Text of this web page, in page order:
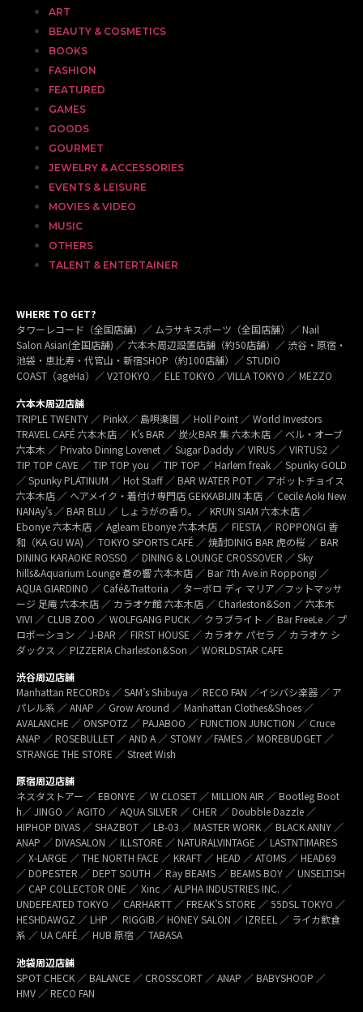
ART
BEAUTY & COSMETICS
BOOKS
FASHION
FEATURED
GAMES
GOODS
GOURMET
JEWELRY & ACCESSORIES
EVENTS & LEISURE
MOVIES & VIDEO
MUSIC
OTHERS
TALENT & ENTERTAINER
WHERE TO GET?
タワーレコード（全国店舗）／ ムラサキスポーツ（全国店舗）／ Nail
Salon Asian(全国店舗) ／ 六本木周辺設置店舗（約50店舗）／ 渋谷・原宿・
池袋・恵比寿・代官山・新宿SHOP（約100店舗）／ STUDIO
COAST（ageHa）／ V2TOKYO ／ ELE TOKYO ／VILLA TOKYO ／ MEZZO
六本木周辺店舗
TRIPLE TWENTY ／ PinkX／ 島唄楽園 ／ Holl Point ／ World Investors
TRAVEL CAFÉ 六本木店 ／ K’s BAR ／ 炭火BAR 集 六本木店 ／ ベル・オーブ
六本木 ／ Privato Dining Lovenet ／ Sugar Daddy ／ VIRUS ／ VIRTUS2 ／
TIP TOP CAVE ／ TIP TOP you ／ TIP TOP ／ Harlem freak ／ Spunky GOLD
／ Spunky PLATINUM ／ Hot Staff ／ BAR WATER POT ／ アボットチョイス
六本木店 ／ ヘアメイク・着付け専門店 GEKKABIJIN 本店 ／ Cecile Aoki New
NANAy’s ／ BAR BLU ／ しょうがの香り。／ KRUN SIAM 六本木店 ／
Ebonye 六本木店 ／ Agleam Ebonye 六本木店 ／ FIESTA ／ ROPPONGI 香
和（KA GU WA) ／ TOKYO SPORTS CAFÉ ／ 焼酎DINIG BAR 虎の桜 ／ BAR
DINING KARAOKE ROSSO ／ DINING & LOUNGE CROSSOVER ／ Sky
hills&Aquarium Lounge 蒼の響 六本木店 ／ Bar 7th Ave.in Roppongi ／
AQUA GIARDINO ／ Café&Trattoria ／ ターボロ ディ マリア／フットマッサ
ージ 足庵 六本木店 ／ カラオケ館 六本木店 ／ Charleston&Son ／ 六本木
VIVI ／ CLUB ZOO ／ WOLFGANG PUCK ／ クラブライト ／ Bar FreeLe ／ プ
ロポーション ／ J-BAR ／ FIRST HOUSE ／ カラオケ パセラ ／ カラオケ シ
ダックス ／ PIZZERIA Charleston&Son ／ WORLDSTAR CAFE
渋谷周辺店舗
Manhattan RECORDs ／ SAM’s Shibuya ／ RECO FAN ／イシバシ楽器 ／ ア
パレル系 ／ ANAP ／ Grow Around ／ Manhattan Clothes&Shoes ／
AVALANCHE ／ ONSPOTZ ／ PAJABOO ／ FUNCTION JUNCTION ／ Cruce
ANAP ／ ROSEBULLET ／ AND A ／ STOMY ／FAMES ／ MOREBUDGET ／
STRANGE THE STORE ／ Street Wish
原宿周辺店舗
ネスタストアー ／ EBONYE ／ W CLOSET ／ MILLION AIR ／ Bootleg Boot
h／ JINGO ／ AGITO ／ AQUA SILVER ／ CHER ／ Doubble Dazzle ／
HIPHOP DIVAS ／ SHAZBOT ／ LB-03 ／ MASTER WORK ／ BLACK ANNY ／
ANAP ／ DIVASALON ／ ILLSTORE ／ NATURALVINTAGE ／ LASTNTIMARES
／ X-LARGE ／ THE NORTH FACE ／ KRAFT ／ HEAD ／ ATOMS ／ HEAD69
／ DOPESTER ／ DEPT SOUTH ／ Ray BEAMS ／ BEAMS BOY ／ UNSELTISH
／ CAP COLLECTOR ONE ／ Xinc ／ ALPHA INDUSTRIES INC. ／
UNDEFEATED TOKYO ／ CARHARTT ／ FREAK’S STORE ／ 55DSL TOKYO ／
HESHDAWGZ ／ LHP ／ RIGGIB／ HONEY SALON ／ IZREEL ／ ライカ飲食
系 ／ UA CAFÉ ／ HUB 原宿 ／ TABASA
池袋周辺店舗
SPOT CHECK ／ BALANCE ／ CROSSCORT ／ ANAP ／ BABYSHOOP ／
HMV ／ RECO FAN